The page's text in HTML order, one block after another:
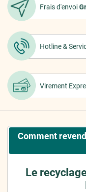
Frais d'envoi
Hotline &
Virement
Comment
Le